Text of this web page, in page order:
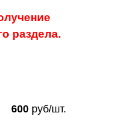
раздела.
600 руб/шт.